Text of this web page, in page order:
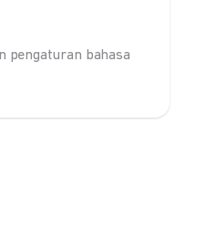
pengaturan bahasa